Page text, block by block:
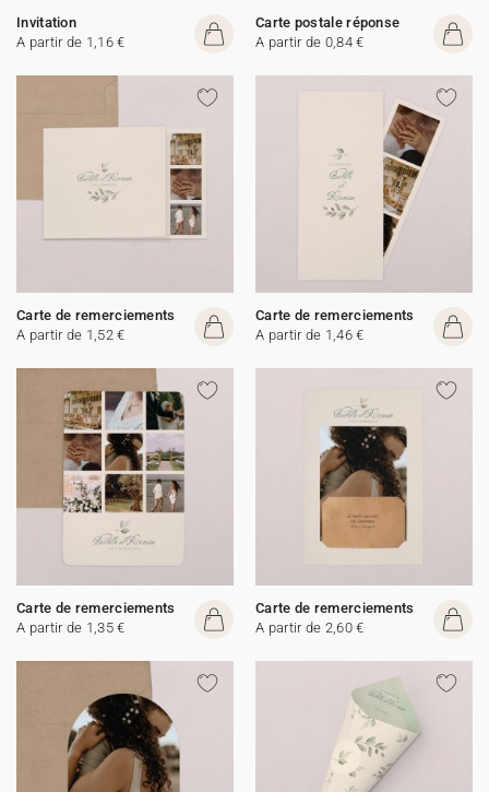
Invitation
A partir de 1,16 €
Carte postale réponse
A partir de 0,84 €
Carte de remerciements
A partir de 1,52 €
Carte de remerciements
A partir de 1,46 €
Carte de remerciements
A partir de 1,35 €
Carte de remerciements
A partir de 2,60 €